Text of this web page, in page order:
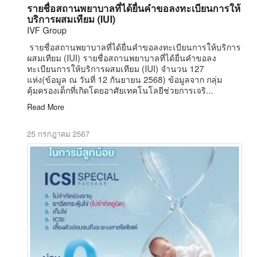
รายชื่อสถานพยาบาลที่ได้ยื่นคำขอลงทะเบียนการให้
บริการผสมเทียม (IUI)
IVF Group
รายชื่อสถานพยาบาลที่ได้ยื่นคำขอลงทะเบียนการให้บริการ
ผสมเทียม (IUI) รายชื่อสถานพยาบาลที่ได้ยื่นคำขอลง
ทะเบียนการให้บริการผสมเทียม (IUI) จำนวน 127
แห่ง(ข้อมูล ณ วันที่ 12 กันยายน 2568) ข้อมูลจาก กลุ่ม
คุ้มครองเด็กที่เกิดโดยอาศัยเทคโนโลยีช่วยการเจริ...
Read More
25 กรกฎาคม 2567